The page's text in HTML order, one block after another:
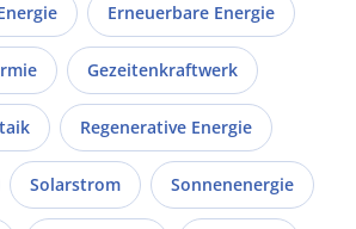
Erneuerbare Energie
Gezeitenkraftwerk
Regenerative Energie
Solarstrom Sonnenenergie